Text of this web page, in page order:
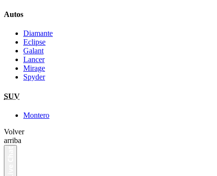
Autos
Diamante
Eclipse
Galant
Lancer
Mirage
Spyder
SUV
Montero
Volver
arriba